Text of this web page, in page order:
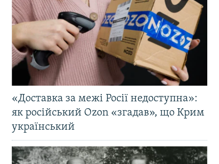
«Доставка за межі Росії недоступна»:
як російський Ozon «згадав», що Крим
український